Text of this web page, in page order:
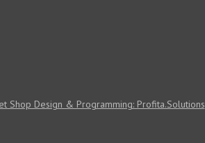
Shop Design & Programming: Profita.Solutions